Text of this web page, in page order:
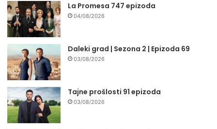
La Promesa 747 epizoda
04/08/2026
Daleki grad | Sezona 2 | Epizoda 69
03/08/2026
Tajne prošlosti 91 epizoda
03/08/2026